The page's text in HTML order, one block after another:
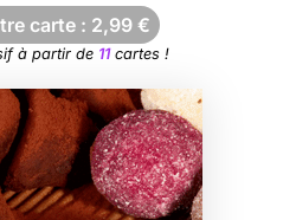
carte : 2,99 €
à partir de 11cartes !